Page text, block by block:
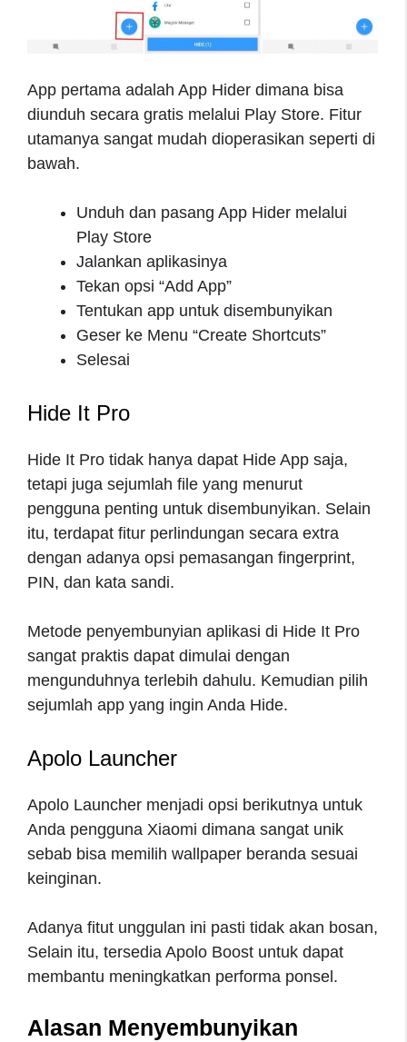
App pertama adalah App Hider dimana bisa
diunduh secara gratis melalui Play Store. Fitur
utamanya sangat mudah dioperasikan seperti di
bawah.
Unduh dan pasang App Hider melalui
Play Store
Jalankan aplikasinya
Tekan opsi “Add App”
Tentukan app untuk disembunyikan
Geser ke Menu “Create Shortcuts”
Selesai
Hide It Pro
Hide It Pro tidak hanya dapat Hide App saja,
tetapi juga sejumlah file yang menurut
pengguna penting untuk disembunyikan. Selain
itu, terdapat fitur perlindungan secara extra
dengan adanya opsi pemasangan fingerprint,
PIN, dan kata sandi.
Metode penyembunyian aplikasi di Hide It Pro
sangat praktis dapat dimulai dengan
mengunduhnya terlebih dahulu. Kemudian pilih
sejumlah app yang ingin Anda Hide.
Apolo Launcher
Apolo Launcher menjadi opsi berikutnya untuk
Anda pengguna Xiaomi dimana sangat unik
sebab bisa memilih wallpaper beranda sesuai
keinginan.
Adanya fitut unggulan ini pasti tidak akan bosan,
Selain itu, tersedia Apolo Boost untuk dapat
membantu meningkatkan performa ponsel.
Alasan Menyembunyikan